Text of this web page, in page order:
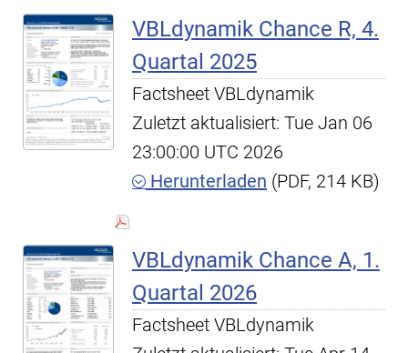
VBLdynamik Chance R, 4.
Quartal 2025
Factsheet VBLdynamik
Zuletzt aktualisiert: Tue Jan 06
23:00:00 UTC 2026
Herunterladen (PDF, 214 KB)
VBLdynamik Chance A, 1.
Quartal 2026
Factsheet VBLdynamik